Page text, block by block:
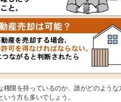
権限を持っているのか、誰がどのような
う方も多いでしょう。